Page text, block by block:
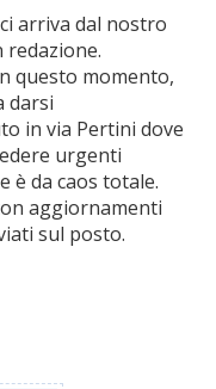
arriva dal nostro
questo momento,
darsi
in via Pertini dove
urgenti
è da caos totale.
aggiornamenti
sul posto.